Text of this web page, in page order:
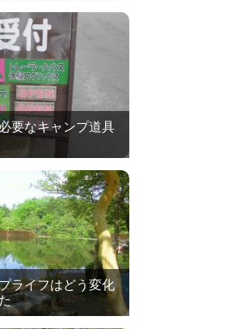
要なキャンプ道具
ライフはどう変化